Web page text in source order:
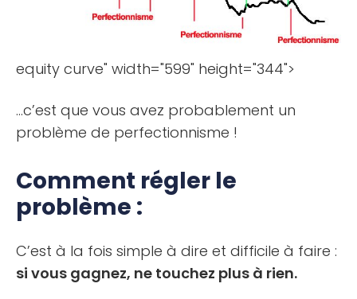
equity curve" width="599" height="344">
…c’est que vous avez probablement un
problème de perfectionnisme !
Comment régler le
problème :
C’est à la fois simple à dire et difficile à faire :
si vous gagnez, ne touchez plus à rien.